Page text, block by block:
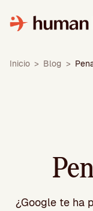
contenido
Inicio > Blog >
¿Google te ha